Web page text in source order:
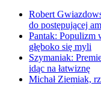
Robert
do postępującej
Pantak: Populizm
głęboko się myli
Szymaniak:
idąc na łatwiznę
Michał Ziemiak,